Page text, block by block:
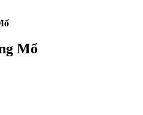
Mổ